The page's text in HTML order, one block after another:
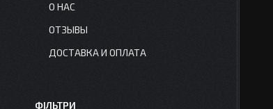
О НАС
ОТЗЫВЫ
ДОСТАВКА И ОПЛАТА
ФІЛЬТРИ